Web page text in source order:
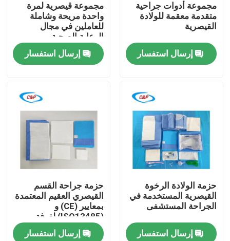
فيديوهات
برنامج VR
حولنا
جولة في المصنع
مجموعة أدوات جراحية
متقدمة معقمة للولادة
القيصرية
إرسال استفسار
مجموعة قيصرية لمرة
واحدة مريحة وشاملة
للعاملين في مجال
الرعاية الصحية
إرسال استفسار
حزمة الولادة الرخوة
القيصرية المستخدمة في
الجراحة المستشفى
إرسال استفسار
حزمة جراحة القسم
القيصري العقيم المعتمدة
بمعايير (CE) و
(ISO13485) لغرفة
العمليات في المستشفى
إرسال استفسار